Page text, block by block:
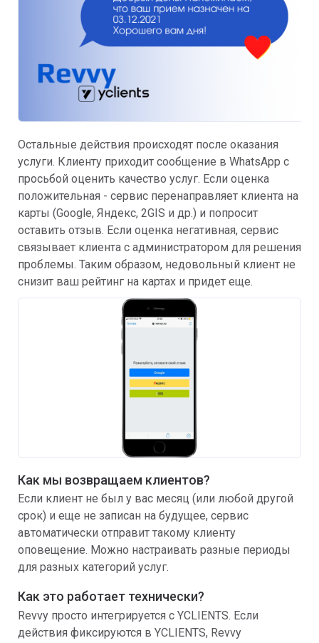
Остальные действия происходят после оказания
услуги. Клиенту приходит сообщение в WhatsApp с
просьбой оценить качество услуг. Если оценка
положительная - сервис перенаправляет клиента на
карты (Google, Яндекс, 2GIS и др.) и попросит
оставить отзыв. Если оценка негативная, сервис
связывает клиента с администратором для решения
проблемы. Таким образом, недовольный клиент не
снизит ваш рейтинг на картах и придет еще.
Как мы возвращаем клиентов?
Если клиент не был у вас месяц (или любой другой
срок) и еще не записан на будущее, сервис
автоматически отправит такому клиенту
оповещение. Можно настраивать разные периоды
для разных категорий услуг.
Как это работает технически?
Revvy просто интегрируется с YCLIENTS. Если
действия фиксируются в YCLIENTS, Revvy